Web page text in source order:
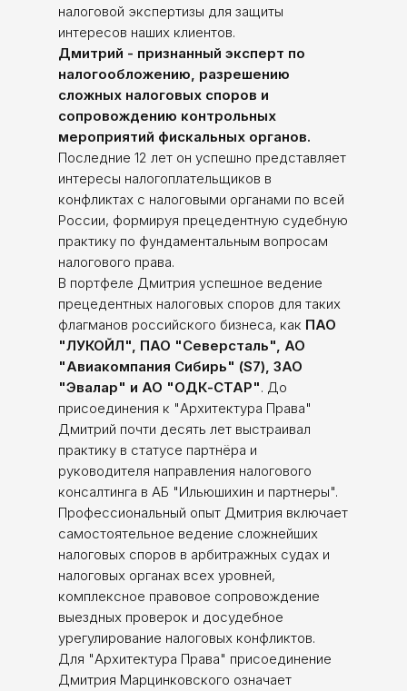
налоговой экспертизы для защиты
интересов наших клиентов.
​Дмитрий - признанный эксперт по
налогообложению, разрешению
сложных налоговых споров и
сопровождению контрольных
мероприятий фискальных органов.
Последние 12 лет он успешно представляет
интересы налогоплательщиков в
конфликтах с налоговыми органами по всей
России, формируя прецедентную судебную
практику по фундаментальным вопросам
налогового права.
​В портфеле Дмитрия успешное ведение
прецедентных налоговых споров для таких
флагманов российского бизнеса, как ПАО
"ЛУКОЙЛ", ПАО "Северсталь", АО
"Авиакомпания Сибирь" (S7), ЗАО
"Эвалар" и АО "ОДК-СТАР". До
присоединения к "Архитектура Права"
Дмитрий почти десять лет выстраивал
практику в статусе партнёра и
руководителя направления налогового
консалтинга в АБ "Ильюшихин и партнеры".
​Профессиональный опыт Дмитрия включает
самостоятельное ведение сложнейших
налоговых споров в арбитражных судах и
налоговых органах всех уровней,
комплексное правовое сопровождение
выездных проверок и досудебное
урегулирование налоговых конфликтов.
​Для "Архитектура Права" присоединение
Дмитрия Марцинковского означает